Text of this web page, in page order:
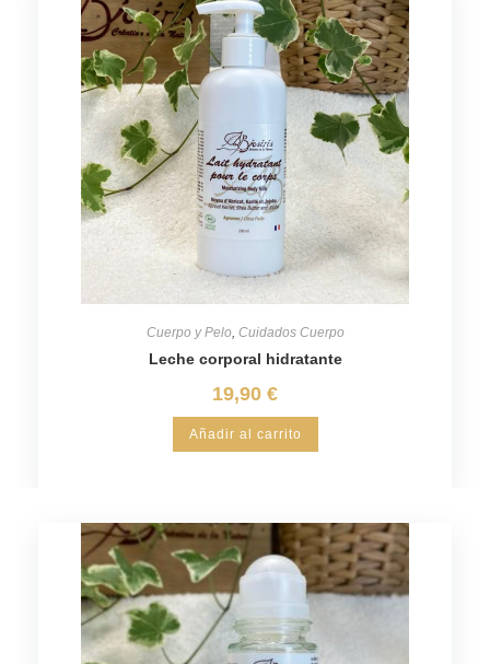
Cuerpo y Pelo, Cuidados Cuerpo
Leche corporal hidratante
19,90 €
Añadir al carrito